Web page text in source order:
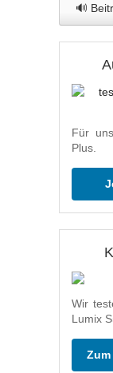
🔊
Für
Plus.
Wir
Lumix